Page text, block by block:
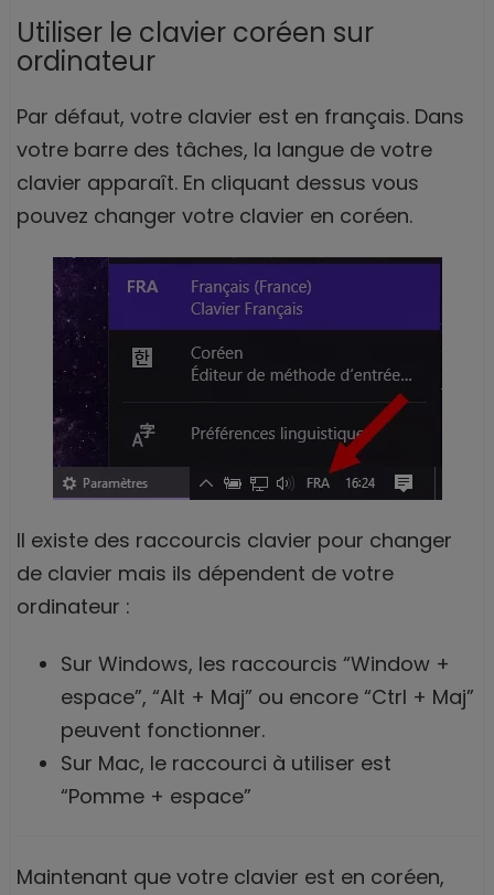
Utiliser le clavier coréen sur
ordinateur
Par défaut, votre clavier est en français. Dans
votre barre des tâches, la langue de votre
clavier apparaît. En cliquant dessus vous
pouvez changer votre clavier en coréen.
Il existe des raccourcis clavier pour changer
de clavier mais ils dépendent de votre
ordinateur :
Sur Windows, les raccourcis “Window +
espace”, “Alt + Maj” ou encore “Ctrl + Maj”
peuvent fonctionner.
Sur Mac, le raccourci à utiliser est
“Pomme + espace”
Maintenant que votre clavier est en coréen,